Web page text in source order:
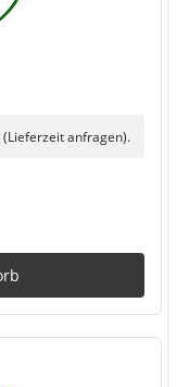
anfragen).